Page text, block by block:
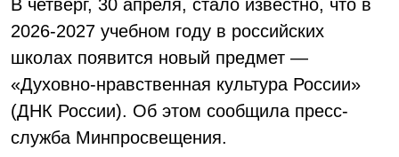
В четверг, 30 апреля, стало известно, что в
2026-2027 учебном году в российских
школах появится новый предмет —
«Духовно-нравственная культура России»
(ДНК России). Об этом сообщила пресс-
служба Минпросвещения.